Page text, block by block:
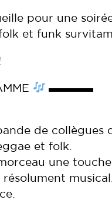
pour une
et funk
▬▬▬▬
de collègues
et folk.
une